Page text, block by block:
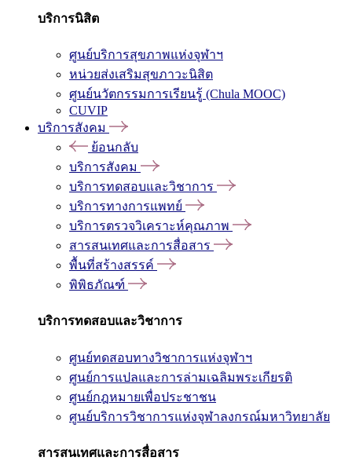
บริการนิสิต
ศูนย์บริการสุขภาพแห่งจุฬาฯ
หน่วยส่งเสริมสุขภาวะนิสิต
ศูนย์นวัตกรรมการเรียนรู้ (Chula MOOC)
CUVIP
บริการสังคม
ย้อนกลับ
บริการสังคม
บริการทดสอบและวิชาการ
บริการทางการแพทย์
บริการตรวจวิเคราะห์คุณภาพ
สารสนเทศและการสื่อสาร
พื้นที่สร้างสรรค์
พิพิธภัณฑ์
บริการทดสอบและวิชาการ
ศูนย์ทดสอบทางวิชาการแห่งจุฬาฯ
ศูนย์การแปลและการล่ามเฉลิมพระเกียรติ
ศูนย์กฎหมายเพื่อประชาชน
ศูนย์บริการวิชาการแห่งจุฬาลงกรณ์มหาวิทยาลัย
สารสนเทศและการสื่อสาร